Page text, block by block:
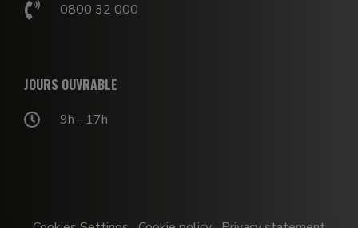
0800 32 000
JOURS OUVRABLE
9h - 17h